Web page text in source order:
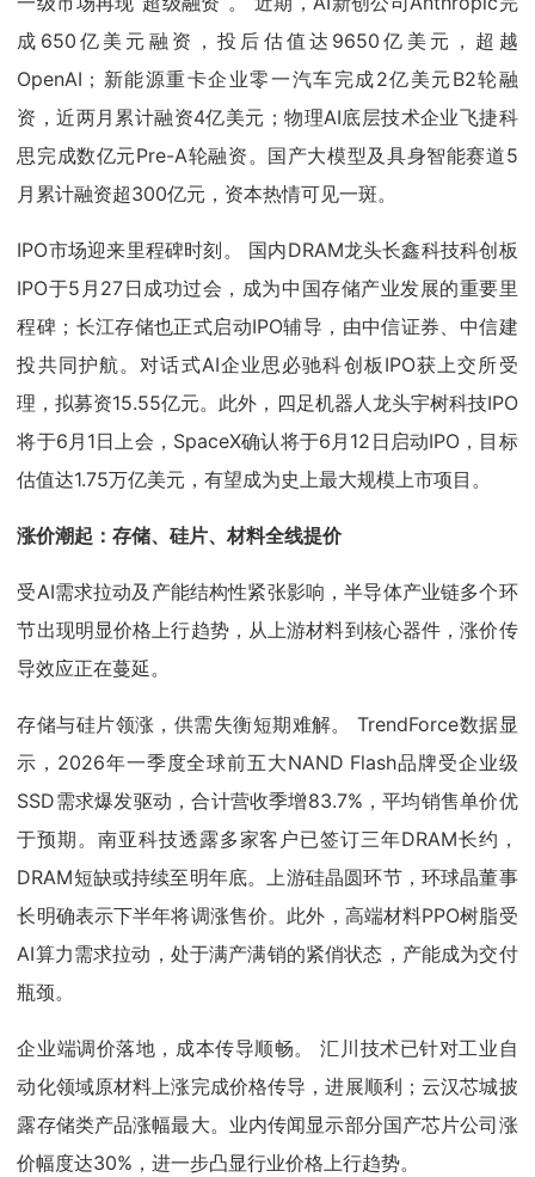
成650亿美元融资，投后估值达9650亿美元，超越
OpenAI；新能源重卡企业零一汽车完成2亿美元B2轮融
资，近两月累计融资4亿美元；物理AI底层技术企业飞捷科
思完成数亿元Pre-A轮融资。国产大模型及具身智能赛道5
月累计融资超300亿元，资本热情可见一斑。
IPO市场迎来里程碑时刻。 国内DRAM龙头长鑫科技科创板
IPO于5月27日成功过会，成为中国存储产业发展的重要里
程碑；长江存储也正式启动IPO辅导，由中信证券、中信建
投共同护航。对话式AI企业思必驰科创板IPO获上交所受
理，拟募资15.55亿元。此外，四足机器人龙头宇树科技IPO
将于6月1日上会，SpaceX确认将于6月12日启动IPO，目标
估值达1.75万亿美元，有望成为史上最大规模上市项目。
涨价潮起：存储、硅片、材料全线提价
受AI需求拉动及产能结构性紧张影响，半导体产业链多个环
节出现明显价格上行趋势，从上游材料到核心器件，涨价传
导效应正在蔓延。
存储与硅片领涨，供需失衡短期难解。 TrendForce数据显
示，2026年一季度全球前五大NAND Flash品牌受企业级
SSD需求爆发驱动，合计营收季增83.7%，平均销售单价优
于预期。南亚科技透露多家客户已签订三年DRAM长约，
DRAM短缺或持续至明年底。上游硅晶圆环节，环球晶董事
长明确表示下半年将调涨售价。此外，高端材料PPO树脂受
AI算力需求拉动，处于满产满销的紧俏状态，产能成为交付
瓶颈。
企业端调价落地，成本传导顺畅。 汇川技术已针对工业自
动化领域原材料上涨完成价格传导，进展顺利；云汉芯城披
露存储类产品涨幅最大。业内传闻显示部分国产芯片公司涨
价幅度达30%，进一步凸显行业价格上行趋势。